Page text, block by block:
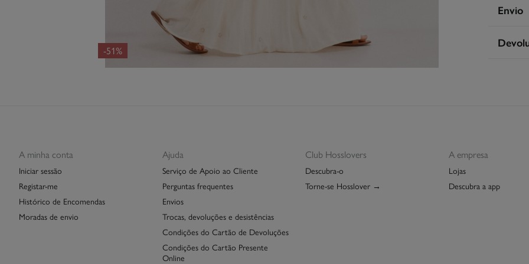
-51%
Envio
A minha conta
Iniciar sessão
Registar-me
Histórico de Encomendas
Moradas de envio
Ajuda
Serviço de Apoio ao Cliente
Perguntas frequentes
Envios
Trocas, devoluções e desistências
Condições do Cartão de Devoluções
Condições do Cartão Presente
Online
Club Hosslovers
Descubra-o
Torne-se Hosslover →
A empresa
Lojas
Descubra a app